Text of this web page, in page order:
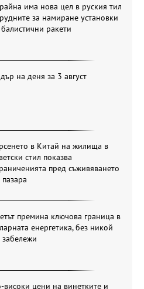
има нова цел в руския тил
за намиране установки
ракети
на деня за 3 август
в Китай на жилища в
стил показва
пред съживяването
пазара
премина ключова граница в
енергетика, без никой
забележи
високи цени на винетките и